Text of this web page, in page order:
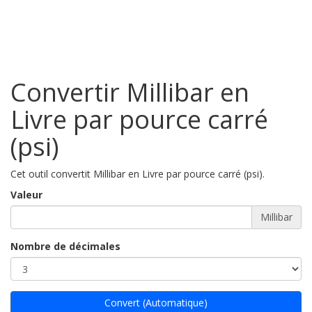
Convertir Millibar en
Livre par pource carré
(psi)
Cet outil convertit Millibar en Livre par pource carré (psi).
Valeur
Millibar
Nombre de décimales
Convert (Automatique)